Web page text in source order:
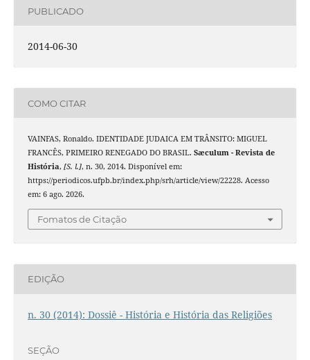
PUBLICADO
2014-06-30
COMO CITAR
VAINFAS, Ronaldo. IDENTIDADE JUDAICA EM TRÂNSITO: MIGUEL
FRANCÊS, PRIMEIRO RENEGADO DO BRASIL. Sæculum - Revista de
História, [S. l.], n. 30, 2014. Disponível em:
https://periodicos.ufpb.br/index.php/srh/article/view/22228. Acesso
em: 6 ago. 2026.
Fomatos de Citação
EDIÇÃO
n. 30 (2014): Dossiê - História e História das Religiões
SEÇÃO